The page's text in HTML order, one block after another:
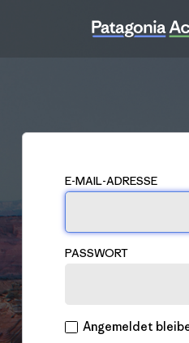
Anmelden
E-MAIL-ADRESSE
PASSWORT
Angemeldet